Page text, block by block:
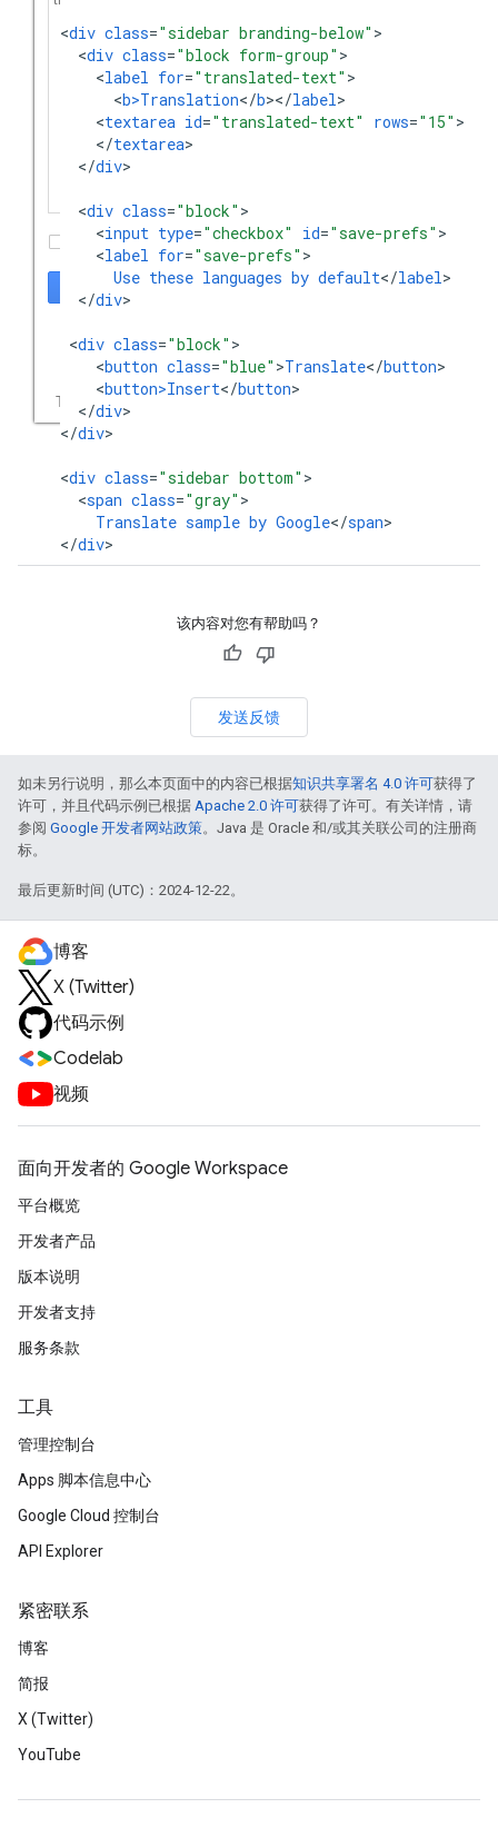
<div class="sidebar branding-below"
<div class="block form-group"
<label for="translated-text"
<b>Translation</b></label
<textarea id="translated-text" rows="15"
</textarea
</div>
<div class="block"
<input type="checkbox" id="save-prefs"
<label for="save-prefs"
Use these languages by default</label
</div>
<div class="block"
<button class="blue" >Translate</button
<button>Insert</button
</div>
</div>
<div class="sidebar bottom"
<span class="gray"
Translate sample by Google</span>
</div>
该内容对您有帮助吗？
发送反馈
如未另行说明，那么本页面中的内容已根据知识共享署名 4.0 许可获得了
许可，并且代码示例已根据 Apache 2.0 许可获得了许可。有关详情，请
参阅 Google 开发者网站政策。Java 是 Oracle 和/或其关联公司的注册商
标。
最后更新时间 (UTC)：2024-12-22。
博客
X (Twitter)
代码示例
Codelab
视频
面向开发者的 Google Workspace
平台概览
开发者产品
版本说明
开发者支持
服务条款
工具
管理控制台
Apps 脚本信息中心
Google Cloud 控制台
API Explorer
紧密联系
博客
简报
X (Twitter)
YouTube